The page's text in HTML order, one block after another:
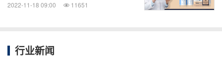
2022-11-18 09:00 11651
行业新闻